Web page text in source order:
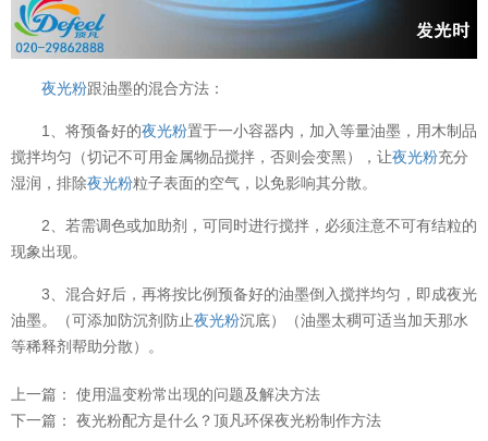
夜光粉跟油墨的混合方法：
1、将预备好的夜光粉置于一小容器内，加入等量油墨，用木制品
搅拌均匀（切记不可用金属物品搅拌，否则会变黑），让夜光粉充分
湿润，排除夜光粉粒子表面的空气，以免影响其分散。
2、若需调色或加助剂，可同时进行搅拌，必须注意不可有结粒的
现象出现。
3、混合好后，再将按比例预备好的油墨倒入搅拌均匀，即成夜光
油墨。（可添加防沉剂防止夜光粉沉底）（油墨太稠可适当加天那水
等稀释剂帮助分散）。
上一篇： 使用温变粉常出现的问题及解决方法
下一篇： 夜光粉配方是什么？顶凡环保夜光粉制作方法
温变粉可以做防伪标签、温变防伪吗...
温变粉适合做热变还是冷变？
温变粉注塑后表面翻车？粗糙、颗粒...